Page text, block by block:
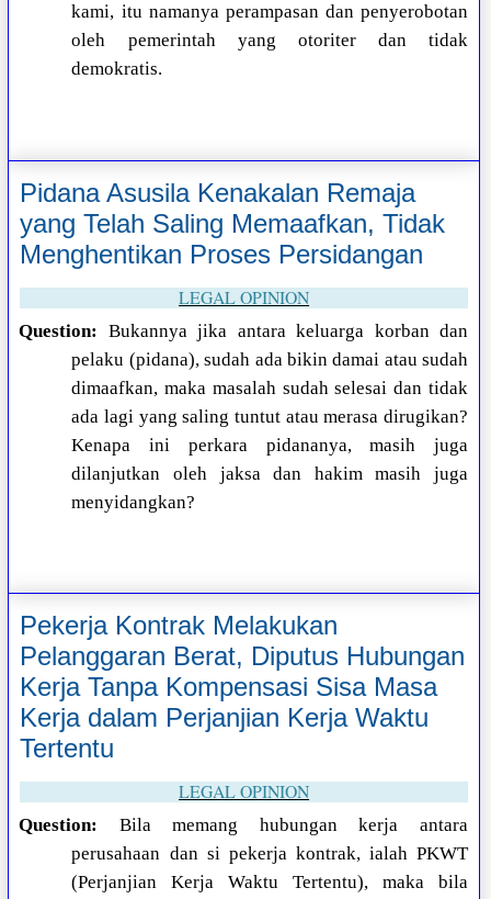
kami, itu namanya perampasan dan penyerobotan
oleh pemerintah yang otoriter dan tidak
demokratis.
Pidana Asusila Kenakalan Remaja
yang Telah Saling Memaafkan, Tidak
Menghentikan Proses Persidangan
LEGAL OPINION
Question: Bukannya jika antara keluarga korban dan
pelaku (pidana), sudah ada bikin damai atau sudah
dimaafkan, maka masalah sudah selesai dan tidak
ada lagi yang saling tuntut atau merasa dirugikan?
Kenapa ini perkara pidananya, masih juga
dilanjutkan oleh jaksa dan hakim masih juga
menyidangkan?
Pekerja Kontrak Melakukan
Pelanggaran Berat, Diputus Hubungan
Kerja Tanpa Kompensasi Sisa Masa
Kerja dalam Perjanjian Kerja Waktu
Tertentu
LEGAL OPINION
Question:
Bila memang hubungan kerja antara
perusahaan dan si pekerja kontrak, ialah PKWT
(Perjanjian Kerja Waktu Tertentu), maka bila